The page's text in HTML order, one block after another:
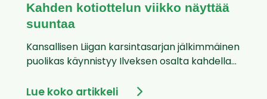
Kahden kotiottelun viikko näyttää
suuntaa
Kansallisen Liigan karsintasarjan jälkimmäinen
puolikas käynnistyy Ilveksen osalta kahdella...
Lue koko artikkeli